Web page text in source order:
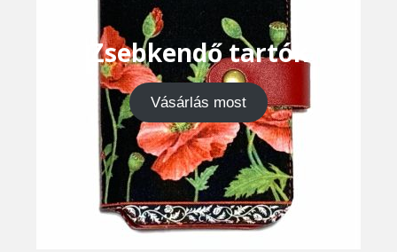
Zsebkendő tartók
Vásárlás most